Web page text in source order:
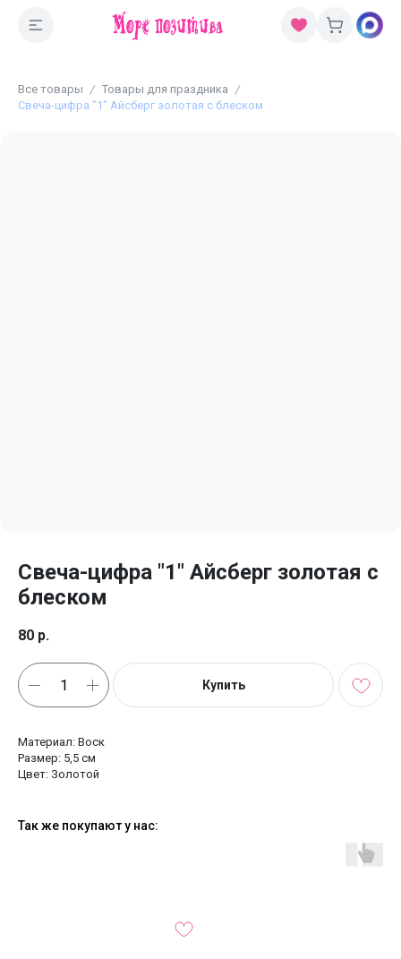
Все товары
Товары для праздника
Свеча-цифра "1" Айсберг золотая с блеском
Свеча-цифра "1" Айсберг золотая с
блеском
80 р.
Купить
Материал: Воск
Размер: 5,5 см
Цвет: Золотой
Так же покупают у нас: